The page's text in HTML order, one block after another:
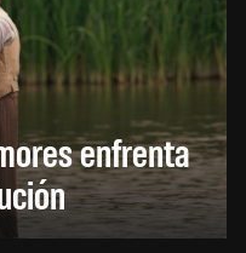
enfrenta